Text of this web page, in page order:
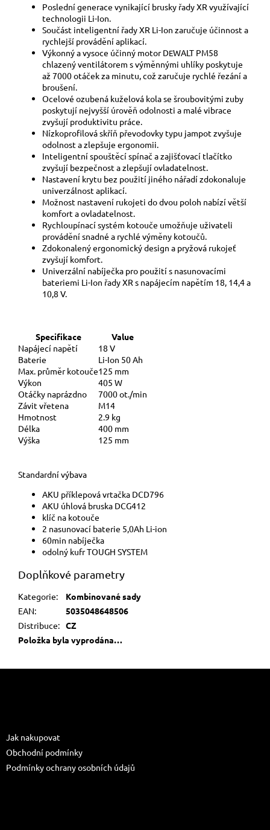
Poslední generace vynikající brusky řady XR využívající
technologii Li-Ion.
Součást inteligentní řady XR Li-Ion zaručuje účinnost a
rychlejší provádění aplikací.
Výkonný a vysoce účinný motor DEWALT PM58
chlazený ventilátorem s výměnnými uhlíky poskytuje
až 7000 otáček za minutu, což zaručuje rychlé řezání a
broušení.
Ocelové ozubená kuželová kola se šroubovitými zuby
poskytují nejvyšší úrověň odolnosti a malé vibrace
zvyšují produktivitu práce.
Nízkoprofilová skříň převodovky typu jampot zvyšuje
odolnost a zlepšuje ergonomii.
Inteligentní spouštěcí spínač a zajišťovací tlačítko
zvyšují bezpečnost a zlepšují ovladatelnost.
Nastavení krytu bez použití jiného nářadí zdokonaluje
univerzálnost aplikací.
Možnost nastavení rukojeti do dvou poloh nabízí větší
komfort a ovladatelnost.
Rychloupínací systém kotouče umožňuje uživateli
provádění snadné a rychlé výměny kotoučů.
Zdokonalený ergonomický design a pryžová rukojeť
zvyšují komfort.
Univerzální nabíječka pro použití s nasunovacími
bateriemi Li-Ion řady XR s napájecím napětím 18, 14,4 a
10,8 V.
Specifikace
Value
Napájecí napětí
18 V
Baterie
Li-Ion 50 Ah
Max. průměr kotouče125 mm
Výkon
405 W
Otáčky naprázdno
7000 ot./min
Závit vřetena
M14
Hmotnost
2.9 kg
Délka
400 mm
Výška
125 mm
Standardní výbava
AKU příklepová vrtačka DCD796
AKU úhlová bruska DCG412
klíč na kotouče
2 nasunovací baterie 5,0Ah Li-ion
60min nabíječka
odolný kufr TOUGH SYSTEM
Doplňkové parametry
Kategorie:
Kombinované sady
EAN:
5035048648506
Distribuce: CZ
Položka byla vyprodána…
Jak nakupovat
Obchodní podmínky
Podmínky ochrany osobních údajů